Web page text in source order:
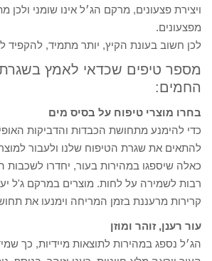
ויצירת פצעונים, מרקם הג׳ל אינו שומני ולכן
מפצעונים.
לכן חשוב בעונת הקיץ, יותר מתמיד, להקפיד
מספר טיפים שכדאי לאמץ בשגרת
החמים:
בחרו מוצרי טיפוח על בסיס מים
כדי להימנע מתחושת הכבדות והדביקות
להתאים את שגרת הטיפוח שלנו ולעבור
כאלה שיספגו במהירות בעור, יחדרו לשכבות
רבות לשמירה על לחות. מוצרים במרקם ג'ל
קרירות מרעננת בזמן המריחה וימנעו את
עור רענן, זוהר ומוזן
הג׳ל נספג במהירות לתוצאות מיידיות, כך